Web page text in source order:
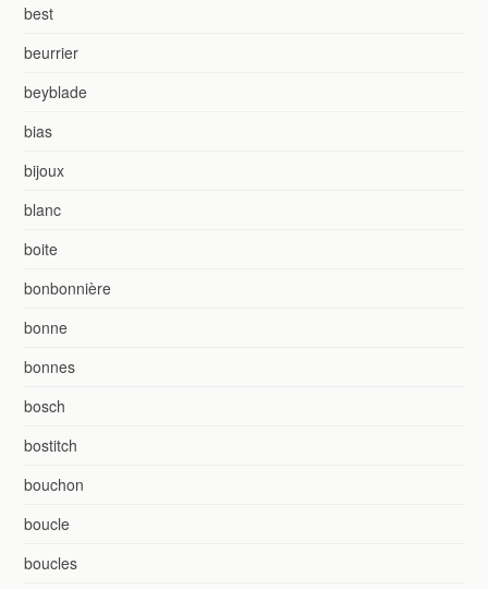
best
beurrier
beyblade
bias
bijoux
blanc
boite
bonbonnière
bonne
bonnes
bosch
bostitch
bouchon
boucle
boucles